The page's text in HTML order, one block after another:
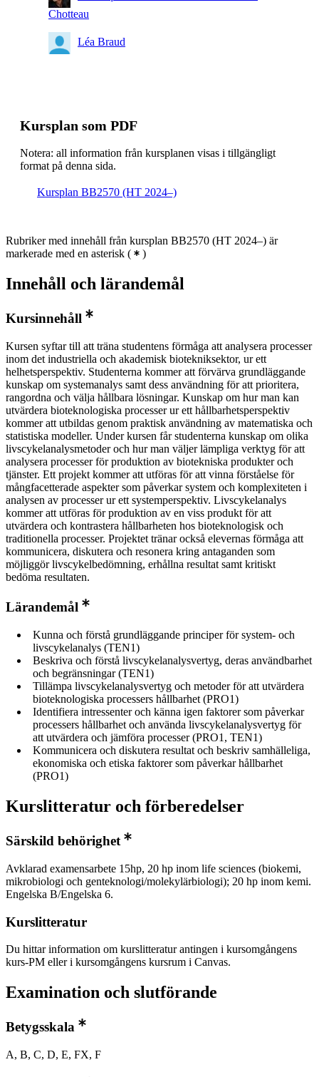
Chotteau
Léa Braud
Kursplan som PDF
Notera: all information från kursplanen visas i tillgängligt
format på denna sida.
Kursplan BB2570 (HT 2024–)
Rubriker med innehåll från kursplan BB2570 (HT 2024–) är
markerade med en asterisk ( )
Innehåll och lärandemål
Kursinnehåll
Kursen syftar till att träna studentens förmåga att analysera processer
inom det industriella och akademisk biotekniksektor, ur ett
helhetsperspektiv. Studenterna kommer att förvärva grundläggande
kunskap om systemanalys samt dess användning för att prioritera,
rangordna och välja hållbara lösningar. Kunskap om hur man kan
utvärdera bioteknologiska processer ur ett hållbarhetsperspektiv
kommer att utbildas genom praktisk användning av matematiska och
statistiska modeller. Under kursen får studenterna kunskap om olika
livscykelanalysmetoder och hur man väljer lämpliga verktyg för att
analysera processer för produktion av biotekniska produkter och
tjänster. Ett projekt kommer att utföras för att vinna förståelse för
mångfacetterade aspekter som påverkar system och komplexiteten i
analysen av processer ur ett systemperspektiv. Livscykelanalys
kommer att utföras för produktion av en viss produkt för att
utvärdera och kontrastera hållbarheten hos bioteknologisk och
traditionella processer. Projektet tränar också elevernas förmåga att
kommunicera, diskutera och resonera kring antaganden som
möjliggör livscykelbedömning, erhållna resultat samt kritiskt
bedöma resultaten.
Lärandemål
Kunna och förstå grundläggande principer för system- och
livscykelanalys (TEN1)
Beskriva och förstå livscykelanalysvertyg, deras användbarhet
och begränsningar (TEN1)
Tillämpa livscykelanalysvertyg och metoder för att utvärdera
bioteknologiska processers hållbarhet (PRO1)
Identifiera intressenter och känna igen faktorer som påverkar
processers hållbarhet och använda livscykelanalysvertyg för
att utvärdera och jämföra processer (PRO1, TEN1)
Kommunicera och diskutera resultat och beskriv samhälleliga,
ekonomiska och etiska faktorer som påverkar hållbarhet
(PRO1)
Kurslitteratur och förberedelser
Särskild behörighet
Avklarad examensarbete 15hp, 20 hp inom life sciences (biokemi,
mikrobiologi och genteknologi/molekylärbiologi); 20 hp inom kemi.
Engelska B/Engelska 6.
Kurslitteratur
Du hittar information om kurslitteratur antingen i kursomgångens
kurs-PM eller i kursomgångens kursrum i Canvas.
Examination och slutförande
Betygsskala
A, B, C, D, E, FX, F